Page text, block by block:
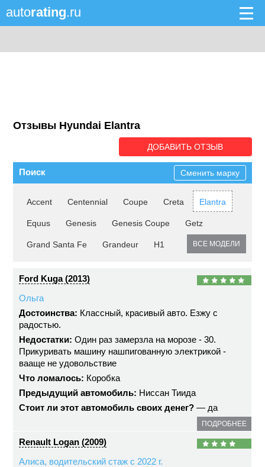
autorating.ru
Отзывы Hyundai Elantra
ДОБАВИТЬ ОТЗЫВ
Поиск Сменить марку
Accent Centennial Coupe Creta Elantra
Equus Genesis Genesis Coupe Getz
Grand Santa Fe Grandeur H1 ВСЕ МОДЕЛИ
Ford Kuga (2013)
Ольга
Достоинства: Классный, красивый авто. Езжу с
радостью.
Недостатки: Один раз замерзла на морозе - 30.
Прикуривать машину нашпигованную электрикой -
вааще не удовольствие
Что ломалось: Коробка
Предыдущий автомобиль: Ниссан Тиида
Стоит ли этот автомобиль своих денег? — да
ПОДРОБНЕЕ
Renault Logan (2009)
Алиса, водительский стаж с 2022 г.